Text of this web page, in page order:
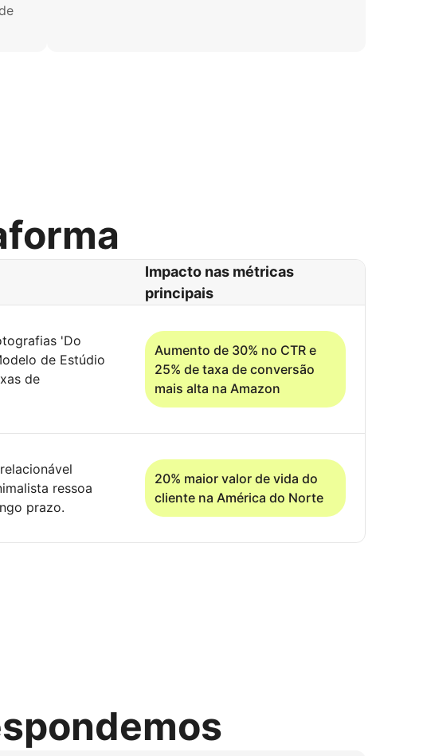
Impacto nas métricas
principais
'Do
de Estúdio
de
Aumento de 30% no CTR e
25% de taxa de conversão
mais alta na Amazon
ressoa
prazo.
20% maior valor de vida do
cliente na América do Norte